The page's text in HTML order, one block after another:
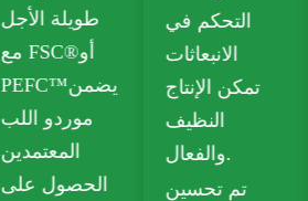
التحكم في
الانبعاثات
تمكن الإنتاج
النظيف
والفعال.
تم تحسين
التدوير لوح
صندوق قابل
للطي (FBB)
ولوح عاجي
للتغليف
المستدام.